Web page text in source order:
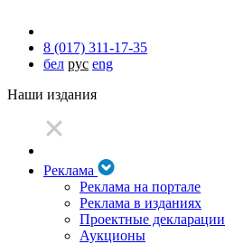
8 (017) 311-17-35
бел рус eng
Наши издания
Реклама
Реклама на портале
Реклама в изданиях
Проектные декларации
Аукционы